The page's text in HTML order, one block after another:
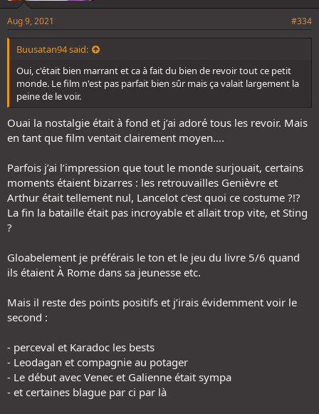
Aug 9, 2021 #334
Buusatan94 said:
Oui, c'était bien marrant et ca à fait du bien de revoir tout ce petit
monde. Le film n'est pas parfait bien sûr mais ça valait largement la
peine de le voir.
Ouai la nostalgie était à fond et j’ai adoré tous les revoir. Mais
en tant que film ventait clairement moyen….
Parfois j’ai l’impression que tout le monde surjouait, certains
moments étaient bizarres : les retrouvailles Genièvre et
Arthur était tellement nul, Lancelot c’est quoi ce costume ?!?
La fin la bataille était pas incroyable et allait trop vite, et Sting
?
Gloabelement je préférais le ton et le jeu du livre 5/6 quand
ils étaient À Rome dans sa jeunesse etc.
Mais il reste des points positifs et j’irais évidemment voir le
second :
- perceval et Karadoc les bests
- Leodagan et compagnie au potager
- Le début avec Venec et Galienne était sympa
- et certaines blague par ci par là